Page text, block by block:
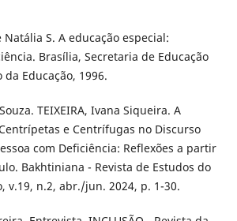
Natália S. A educação especial:
Brasília, Secretaria de Educação
Educação, 1996.
TEIXEIRA, Ivana Siqueira. A
e Centrífugas no Discurso
com Deficiência: Reflexões a partir
Bakhtiniana - Revista de Estudos do
v.19, n.2, abr./jun. 2024, p. 1-30.